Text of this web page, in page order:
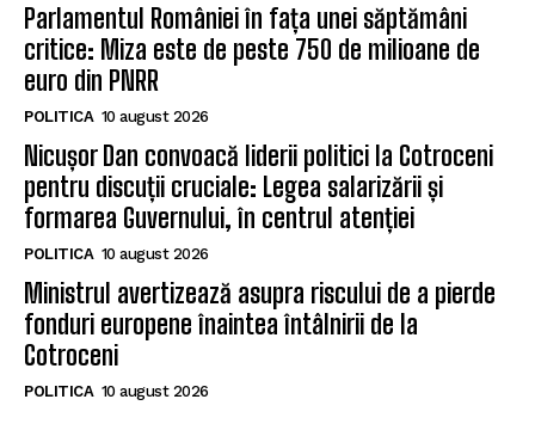
Parlamentul României în fața unei săptămâni
critice: Miza este de peste 750 de milioane de
euro din PNRR
POLITICA 10 august 2026
Nicușor Dan convoacă liderii politici la Cotroceni
pentru discuții cruciale: Legea salarizării și
formarea Guvernului, în centrul atenției
POLITICA 10 august 2026
Ministrul avertizează asupra riscului de a pierde
fonduri europene înaintea întâlnirii de la
Cotroceni
POLITICA 10 august 2026